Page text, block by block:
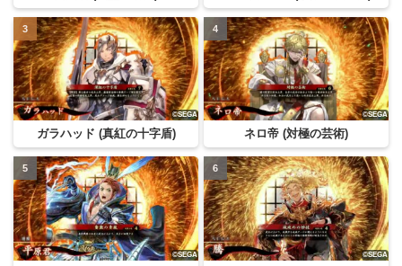
ガラハッド (真紅の十字盾) ネロ帝 (対極の芸術)